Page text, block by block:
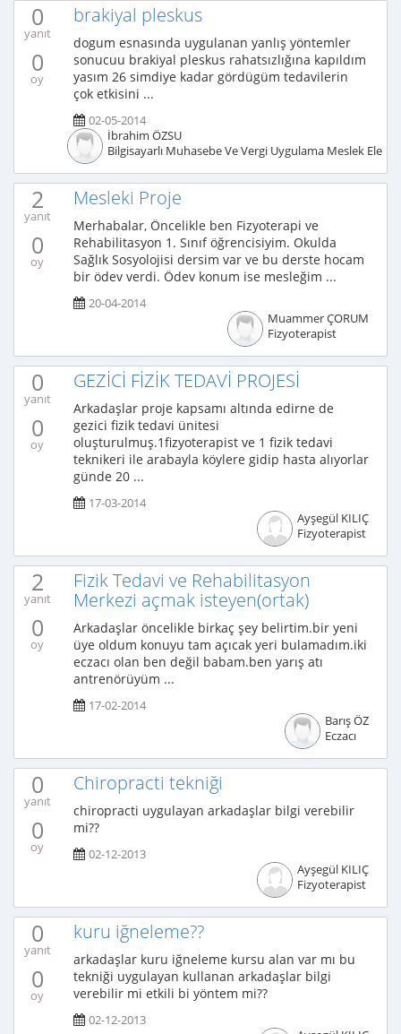
0
yanıt
0
oy
brakiyal pleskus
dogum esnasında uygulanan yanlış yöntemler
sonucuu brakiyal pleskus rahatsızlığına kapıldım
yasım 26 simdiye kadar gördügüm tedavilerin
çok etkisini ...
02-05-2014
İbrahim ÖZSU
Bilgisayarlı Muhasebe Ve Vergi Uygulama Meslek
2
yanıt
0
oy
Mesleki Proje
Merhabalar, Öncelikle ben Fizyoterapi ve
Rehabilitasyon 1. Sınıf öğrencisiyim. Okulda
Sağlık Sosyolojisi dersim var ve bu derste hocam
bir ödev verdi. Ödev konum ise mesleğim ...
20-04-2014
Muammer ÇORUM
Fizyoterapist
0
yanıt
0
oy
GEZİCİ FİZİK TEDAVİ PROJESİ
Arkadaşlar proje kapsamı altında edirne de
gezici fizik tedavi ünitesi
oluşturulmuş.1fizyoterapist ve 1 fizik tedavi
teknikeri ile arabayla köylere gidip hasta alıyorlar
günde 20 ...
17-03-2014
Ayşegül KILIÇ
Fizyoterapist
2
yanıt
0
oy
Fizik Tedavi ve Rehabilitasyon
Merkezi açmak isteyen(ortak)
Arkadaşlar öncelikle birkaç şey belirtim.bir yeni
üye oldum konuyu tam açıcak yeri bulamadım.iki
eczacı olan ben değil babam.ben yarış atı
antrenörüyüm ...
17-02-2014
Barış ÖZ
Eczacı
0
yanıt
0
oy
Chiropracti tekniği
chiropracti uygulayan arkadaşlar bilgi verebilir
mi??
02-12-2013
Ayşegül KILIÇ
Fizyoterapist
0
yanıt
0
oy
kuru iğneleme??
arkadaşlar kuru iğneleme kursu alan var mı bu
tekniği uygulayan kullanan arkadaşlar bilgi
verebilir mi etkili bi yöntem mi??
02-12-2013